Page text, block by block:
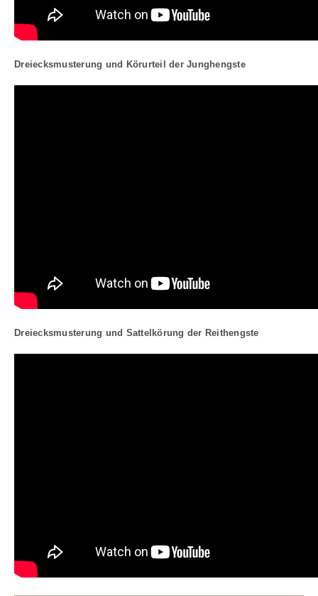
Dreiecksmusterung und Körurteil der Junghengste
Dreiecksmusterung und Sattelkörung der Reithengste